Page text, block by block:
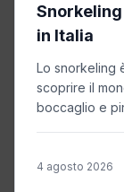
in Italia
Lo snorkeling
scoprire il
boccaglio e
4 agosto 2026